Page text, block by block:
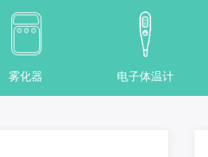
雾化器 电子体温计